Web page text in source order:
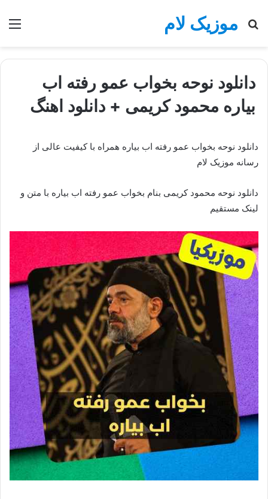
موزیک لام
جستجو
دانلود نوحه بخواب عمو رفته اب
بیاره محمود کریمی + دانلود اهنگ
دانلود نوحه بخواب عمو رفته اب بیاره همراه با کیفیت عالی از
رسانه موزیک لام
دانلود نوحه محمود کریمی بنام بخواب عمو رفته اب بیاره با متن و
لینک مستقیم